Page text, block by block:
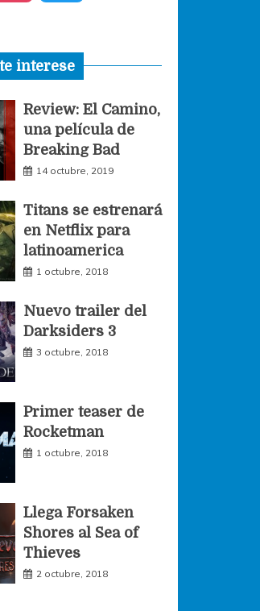
s
t
a
g
r
m
i
t
t
r
interese
Review: El Camino,
una película de
Breaking Bad
14 octubre, 2019
Titans se estrenará
en Netflix para
latinoamerica
1 octubre, 2018
Nuevo trailer del
Darksiders 3
3 octubre, 2018
Primer teaser de
Rocketman
1 octubre, 2018
Llega Forsaken
Shores al Sea of
Thieves
2 octubre, 2018